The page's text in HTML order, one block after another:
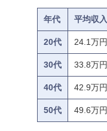
年代 平均収入
20代 24.1万円
30代 33.8万円
40代 42.9万円
50代 49.6万円